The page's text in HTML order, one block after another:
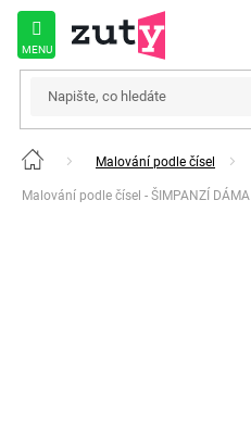
Přejít
obsah
Domů Malování podle čísel
Malování podle čísel - ŠIMPANZÍ DÁMA